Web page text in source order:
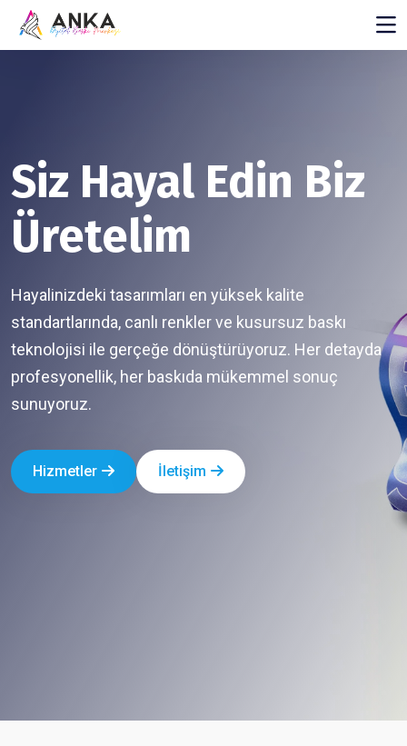
Siz Hayal Edin Biz
Üretelim
Hayalinizdeki tasarımları en yüksek kalite
standartlarında, canlı renkler ve kusursuz baskı
teknolojisi ile gerçeğe dönüştürüyoruz. Her detayda
profesyonellik, her baskıda mükemmel sonuç
sunuyoruz.
Hizmetler İletişim